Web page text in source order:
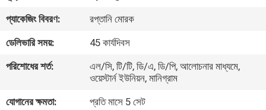
নিয়ন্ত্রণ
যোগাযোগ
প্যাকেজিং বিবরণ:
রপ্তানি মোরক
ডেলিভারি সময়:
45 কার্যদিবস
পরিশোধের শর্ত:
এল/সি, টি/টি, ডি/এ, ডি/পি, আলোচনার মাধ্যমে,
ওয়েস্টার্ন ইউনিয়ন, মানিগ্রাম
যোগানের ক্ষমতা:
প্রতি মাসে 5 সেট